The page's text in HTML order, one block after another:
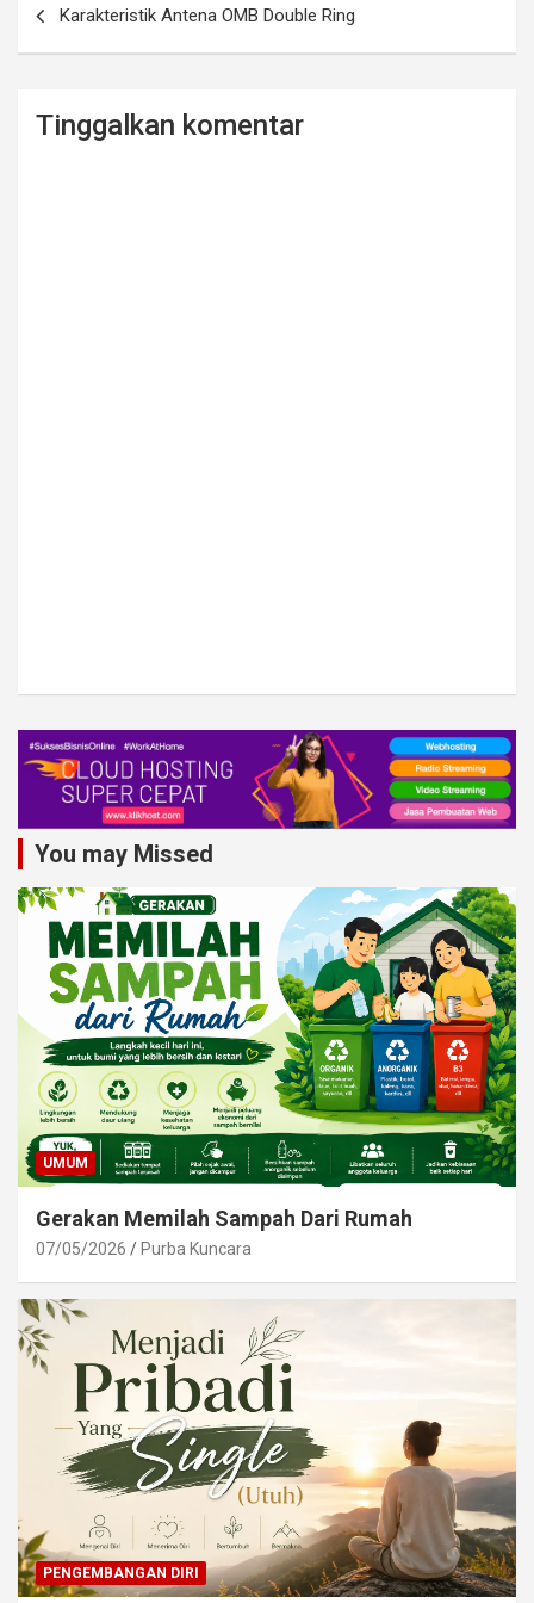
o
k
Karakteristik Antena OMB Double Ring
Tinggalkan komentar
You may Missed
UMUM
Gerakan Memilah Sampah Dari Rumah
07/05/2026 Purba Kuncara
PENGEMBANGAN DIRI